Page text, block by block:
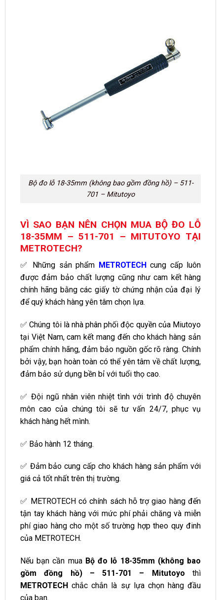
Bộ đo lỗ 18-35mm (không bao gồm đồng hồ) – 511-
701 – Mitutoyo
VÌ SAO BẠN NÊN CHỌN MUA BỘ ĐO LỖ
18-35MM – 511-701 – MITUTOYO TẠI
METROTECH?
✅ Những sản phẩm METROTECH cung cấp luôn
được đảm bảo chất lượng cũng như cam kết hàng
chính hãng bằng các giấy tờ chứng nhận của đại lý
để quý khách hàng yên tâm chọn lựa.
✅ Chúng tôi là nhà phân phối độc quyền của Miutoyo
tại Việt Nam, cam kết mang đến cho khách hàng sản
phẩm chính hãng, đảm bảo nguồn gốc rõ ràng. Chính
bởi vậy, bạn hoàn toàn có thể yên tâm về chất lượng,
đảm bảo sử dụng bền bỉ với tuổi thọ cao.
✅ Đội ngũ nhân viên nhiệt tình với trình độ chuyên
môn cao của chúng tôi sẽ tư vấn 24/7, phục vụ
khách hàng hết mình.
✅ Bảo hành 12 tháng.
✅ Đảm bảo cung cấp cho khách hàng sản phẩm với
giá cả tốt nhất trên thị trường.
✅ METROTECH có chính sách hỗ trợ giao hàng đến
tận tay khách hàng với mức phí phải chăng và miễn
phí giao hàng cho một số trường hợp theo quy đinh
của METROTECH.
Nếu bạn cần mua Bộ đo lỗ 18-35mm (không bao
gồm đồng hồ) – 511-701 – Mitutoyo thì
METROTECH chắc chắn là sự lựa chọn hàng đầu
của bạn.